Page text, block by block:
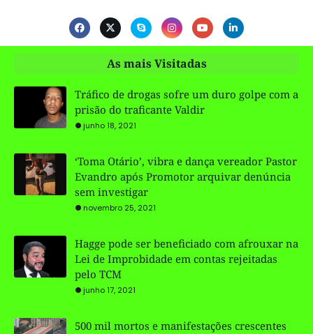
As mais Visitadas
Tráfico de drogas sofre um duro golpe com a
prisão do traficante Valdir
junho 18, 2021
‘Toma Otário’, vibra e dança vereador Pastor
Evandro após Promotor arquivar denúncia
sem investigar
novembro 25, 2021
Hagge pode ser beneficiado com afrouxar na
Lei de Improbidade em contas rejeitadas
pelo TCM
junho 17, 2021
500 mil mortos e manifestações crescentes